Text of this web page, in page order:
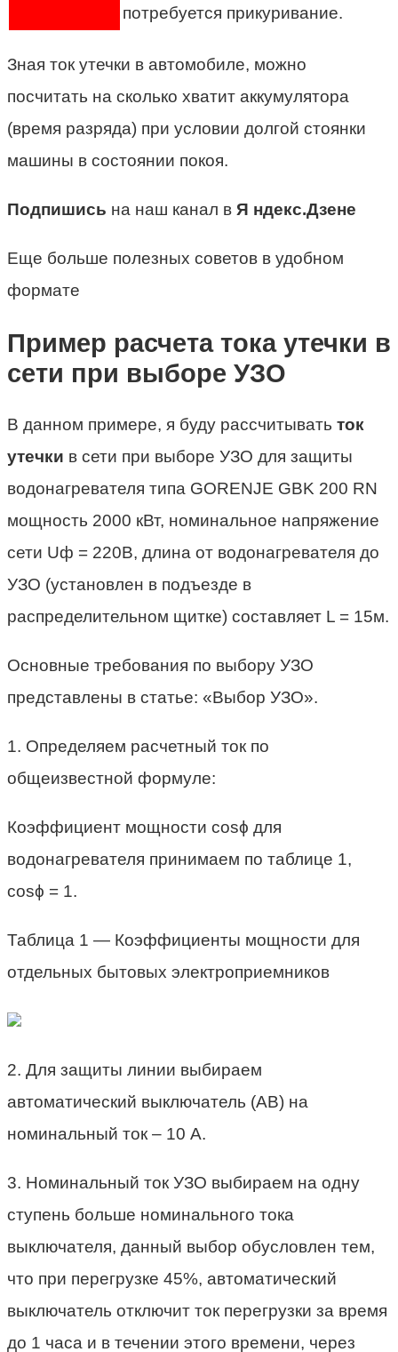
потребуется прикуривание.
Зная ток утечки в автомобиле, можно
посчитать на сколько хватит аккумулятора
(время разряда) при условии долгой стоянки
машины в состоянии покоя.
Подпишись на наш канал в Я ндекс.Дзене
Еще больше полезных советов в удобном
формате
Пример расчета тока утечки в
сети при выборе УЗО
В данном примере, я буду рассчитывать ток
утечки в сети при выборе УЗО для защиты
водонагревателя типа GORENJE GBK 200 RN
мощность 2000 кВт, номинальное напряжение
сети Uф = 220В, длина от водонагревателя до
УЗО (установлен в подъезде в
распределительном щитке) составляет L = 15м.
Основные требования по выбору УЗО
представлены в статье: «Выбор УЗО».
1. Определяем расчетный ток по
общеизвестной формуле:
Коэффициент мощности cosϕ для
водонагревателя принимаем по таблице 1,
cosϕ = 1.
Таблица 1 — Коэффициенты мощности для
отдельных бытовых электроприемников
2. Для защиты линии выбираем
автоматический выключатель (АВ) на
номинальный ток – 10 А.
3. Номинальный ток УЗО выбираем на одну
ступень больше номинального тока
выключателя, данный выбор обусловлен тем,
что при перегрузке 45%, автоматический
выключатель отключит ток перегрузки за время
до 1 часа и в течении этого времени, через